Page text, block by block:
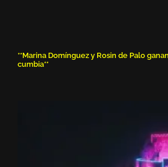
**Marina Domínguez y Rosin de Palo
cumbia**